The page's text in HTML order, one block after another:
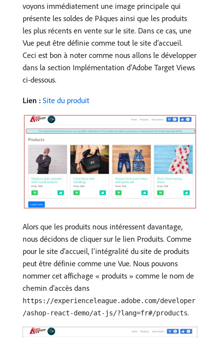
voyons immédiatement une image principale qui
présente les soldes de Pâques ainsi que les produits
les plus récents en vente sur le site. Dans ce cas, une
Vue peut être définie comme tout le site d’accueil.
Ceci est bon à noter comme nous allons le développer
dans la section Implémentation d’Adobe Target Views
ci-dessous.
Lien : Site du produit
Alors que les produits nous intéressent davantage,
nous décidons de cliquer sur le lien Produits. Comme
pour le site d’accueil, l’intégralité du site de produits
peut être définie comme une Vue. Nous pouvons
nommer cet affichage « produits » comme le nom de
chemin d’accès dans
https://experienceleague.adobe.com/developer
/ashop-react-demo/at-js/?lang=fr#/products.